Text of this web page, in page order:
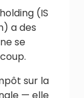
(IS
a des
se
sur la